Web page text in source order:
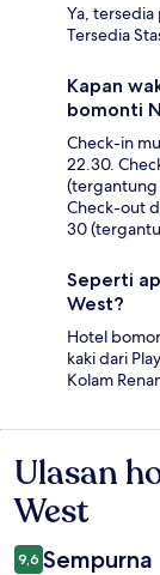
Ya,
Tersedia
Kapan
bomonti
Check-in
22.30.
(tergantung
Check-out
30
Seperti
West?
Hotel
kaki dari
Kolam
Ulasan
Ulasan
West
9,6 Sempurna